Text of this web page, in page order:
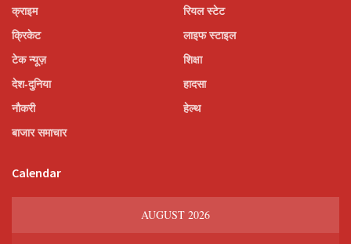
क्राइम
क्रिकेट
टेक न्यूज़
देश-दुनिया
नौकरी
बाजार समाचार
रियल स्टेट
लाइफ स्टाइल
शिक्षा
हादसा
हेल्थ
Calendar
AUGUST 2026